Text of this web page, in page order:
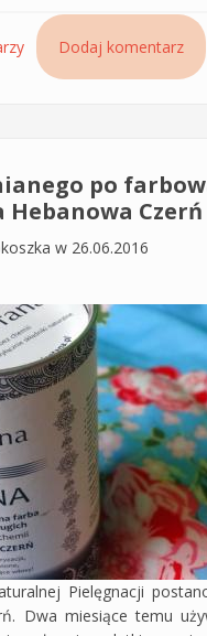
ton w ton You Up
włosów i piękny
Dodaj komentarz
po
Czerń
w 26.06.2016
Pielęgnacji
Dwa miesiące temu